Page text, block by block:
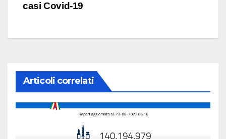
casi Covid-19
Articoli correlati